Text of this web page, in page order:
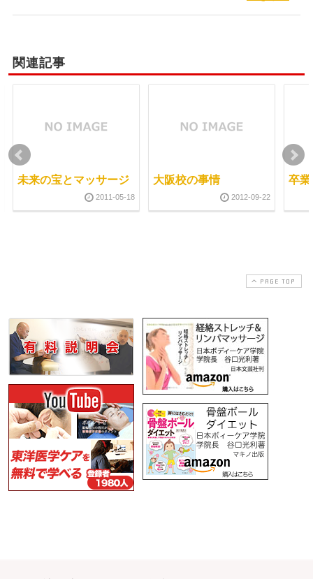
関連記事
未来の宝とマッサージ
2011-05-18
大阪校の事情
2012-09-22
卒
PAGE TOP